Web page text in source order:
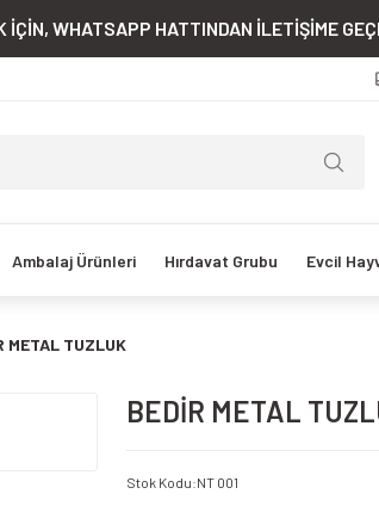
İÇİN, WHATSAPP HATTINDAN İLETİŞİME
Ambalaj Ürünleri Hırdavat Grubu Evcil
METAL TUZLUK
BEDİR METAL
Stok Kodu:NT 001